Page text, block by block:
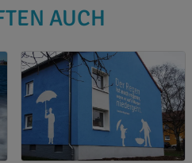
AUCH